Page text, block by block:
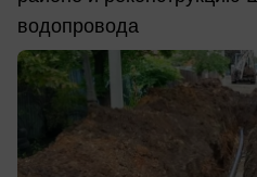
водопровода